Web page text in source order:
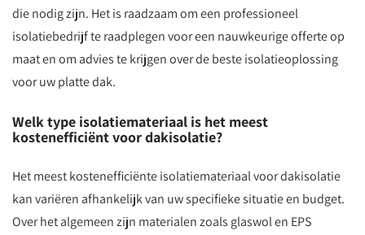
die nodig zijn. Het is raadzaam om een professioneel
isolatiebedrijf te raadplegen voor een nauwkeurige offerte op
maat en om advies te krijgen over de beste isolatieoplossing
voor uw platte dak.
Welk type isolatiemateriaal is het meest
kostenefficiënt voor dakisolatie?
Het meest kostenefficiënte isolatiemateriaal voor dakisolatie
kan variëren afhankelijk van uw specifieke situatie en budget.
Over het algemeen zijn materialen zoals glaswol en EPS